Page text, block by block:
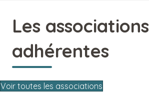
Les associations
adhérentes
Voir toutes les associations